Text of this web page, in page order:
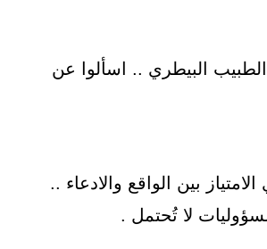
البيطري .. اسألوا عن
بين الواقع والادعاء ..
لا تُحتمل .